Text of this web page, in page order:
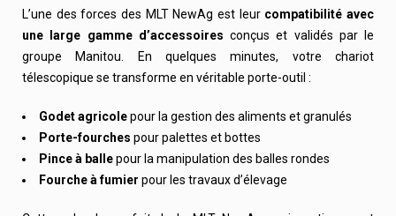
L’une des forces des MLT NewAg est leur compatibilité avec
une large gamme d’accessoires conçus et validés par le
groupe Manitou. En quelques minutes, votre chariot
télescopique se transforme en véritable porte-outil :
Godet agricolepour la gestion des aliments et granulés
Porte-fourches pour palettes et bottes
Pince à ballepour la manipulation des balles rondes
Fourche à fumier pour les travaux d’élevage